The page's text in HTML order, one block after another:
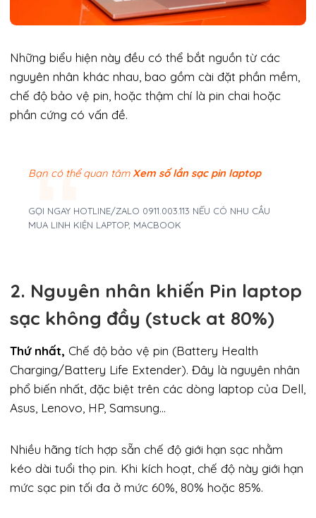
Những biểu hiện này đều có thể bắt nguồn từ các
nguyên nhân khác nhau, bao gồm cài đặt phần mềm,
chế độ bảo vệ pin, hoặc thậm chí là pin chai hoặc
phần cứng có vấn đề.
Bạn có thể quan tâm Xem số lần sạc pin laptop
GỌI NGAY HOTLINE/ZALO 0911.003.113 NẾU CÓ NHU CẦU
MUA LINH KIỆN LAPTOP, MACBOOK
2. Nguyên nhân khiến Pin laptop
sạc không đầy (stuck at 80%)
Thứ nhất, Chế độ bảo vệ pin (Battery Health
Charging/Battery Life Extender). Đây là nguyên nhân
phổ biến nhất, đặc biệt trên các dòng laptop của Dell,
Asus, Lenovo, HP, Samsung…
Nhiều hãng tích hợp sẵn chế độ giới hạn sạc nhằm
kéo dài tuổi thọ pin. Khi kích hoạt, chế độ này giới hạn
mức sạc pin tối đa ở mức 60%, 80% hoặc 85%.